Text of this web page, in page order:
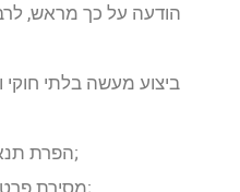
הודעה על כך מראש,
ביצוע מעשה בלתי
הפרת תנאי מתנאי תקנון זה;
מסירת פרטים שגויים במתכוון;